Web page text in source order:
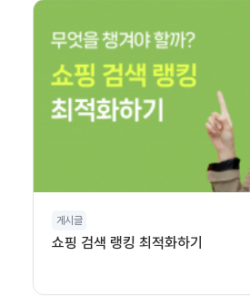
게시글
쇼핑 검색 랭킹 최적화하기